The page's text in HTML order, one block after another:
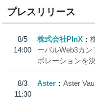
プレスリリース
8/5
14:00
株式会社PlnX
ーバルWeb3カ
ボレーションを
8/3
11:30
Aster Aster